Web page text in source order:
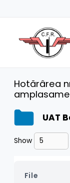
Hotărârea
UAT
Show
File